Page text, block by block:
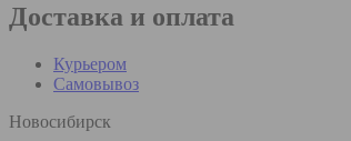
Доставка и оплата
Курьером
Самовывоз
Новосибирск